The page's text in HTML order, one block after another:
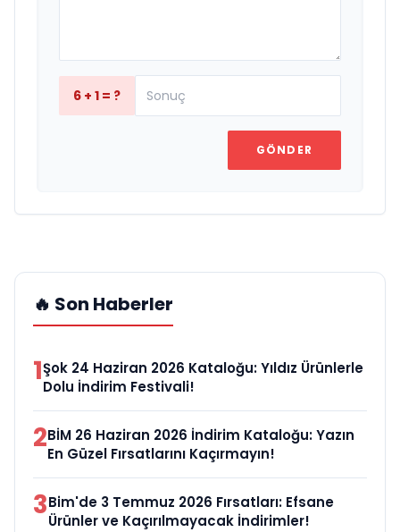
6 + 1 = ?
GÖNDER
🔥 Son Haberler
1Şok 24 Haziran 2026 Kataloğu: Yıldız Ürünlerle
Dolu İndirim Festivali!
2BİM 26 Haziran 2026 İndirim Kataloğu: Yazın
En Güzel Fırsatlarını Kaçırmayın!
3Bim'de 3 Temmuz 2026 Fırsatları: Efsane
Ürünler ve Kaçırılmayacak İndirimler!